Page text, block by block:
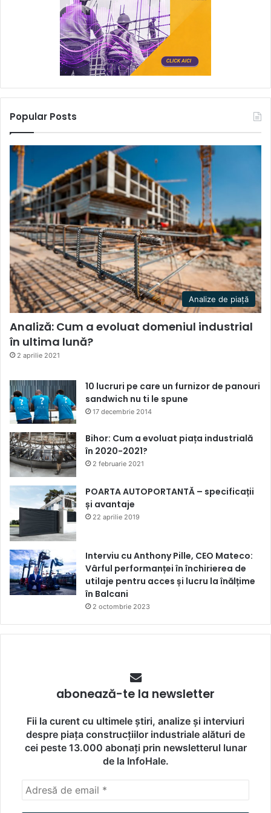
Popular Posts
Analize de piață
Analiză: Cum a evoluat domeniul industrial
în ultima lună?
2 aprilie 2021
10 lucruri pe care un furnizor de panouri
sandwich nu ti le spune
17 decembrie 2014
Bihor: Cum a evoluat piața industrială
în 2020-2021?
2 februarie 2021
POARTA AUTOPORTANTĂ – specificații
și avantaje
22 aprilie 2019
Interviu cu Anthony Pille, CEO Mateco:
Vârful performanței în închirierea de
utilaje pentru acces și lucru la înălțime
în Balcani
2 octombrie 2023
abonează-te la newsletter
Fii la curent cu ultimele știri, analize și interviuri
despre piața construcțiilor industriale alături de
cei peste 13.000 abonați prin newsletterul lunar
de la InfoHale.